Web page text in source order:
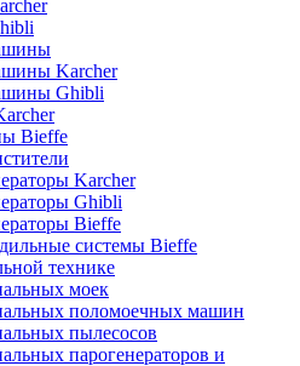
Karcher
Ghibli
Bieffe
Karcher
Ghibli
Bieffe
системы Bieffe
технике
моек
поломоечных машин
пылесосов
парогенераторов и